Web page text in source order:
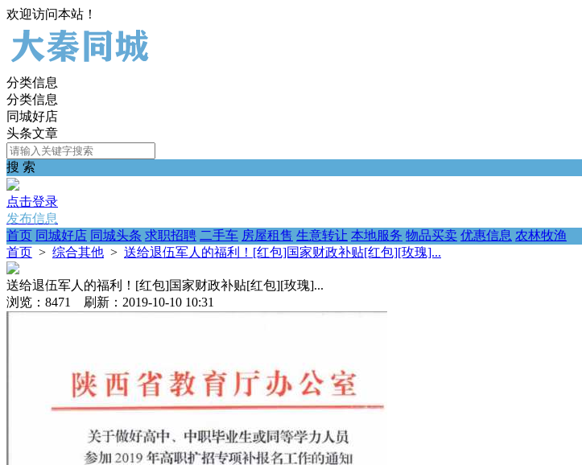
欢迎访问本站！
分类信息
分类信息
同城好店
头条文章
搜 索
点击登录
发布信息
首页 同城好店 同城头条 求职招聘 二手车 房屋租售 生意转让 本地服务 物品买卖 优惠信息 农林牧渔
首页 > 综合其他 > 送给退伍军人的福利！[红包]国家财政补贴[红包][玫瑰]...
送给退伍军人的福利！[红包]国家财政补贴[红包][玫瑰]...
浏览：8471 刷新：2019-10-10 10:31